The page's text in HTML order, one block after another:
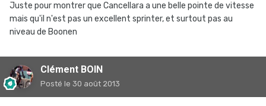
Juste pour montrer que Cancellara a une belle pointe de vitesse
mais qu'il n'est pas un excellent sprinter, et surtout pas au
niveau de Boonen
Clément BOIN
Posté le 30 août 2013